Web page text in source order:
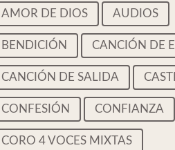
AMOR DE DIOS AUDIOS
BENDICIÓN CANCIÓN DE
CANCIÓN DE SALIDA
CONFESIÓN CONFIANZA
CORO 4 VOCES MIXTAS